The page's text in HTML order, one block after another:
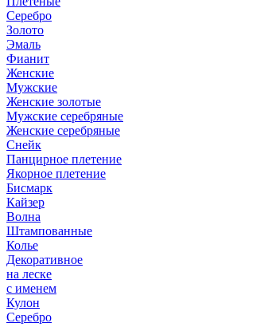
Серебро
Золото
Эмаль
Фианит
Женские
Мужские
Женские золотые
Мужские серебряные
Женские серебряные
Снейк
Панцирное плетение
Якорное плетение
Бисмарк
Кайзер
Волна
Штампованные
Колье
Декоративное
на леске
с именем
Кулон
Серебро